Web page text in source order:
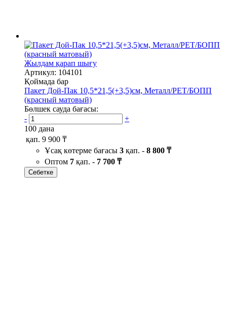
Жылдам қарап шығу
Артикул: 104101
Қоймада бар
Пакет Дой-Пак 10,5*21,5(+3,5)см, Металл/PET/БОПП
(красный матовый)
Бөлшек сауда бағасы:
-
+
100 дана
қап. 9 900 ₸
Ұсақ көтерме бағасы 3 қап. - 8 800 ₸
Оптом 7 қап. - 7 700 ₸
Себетке